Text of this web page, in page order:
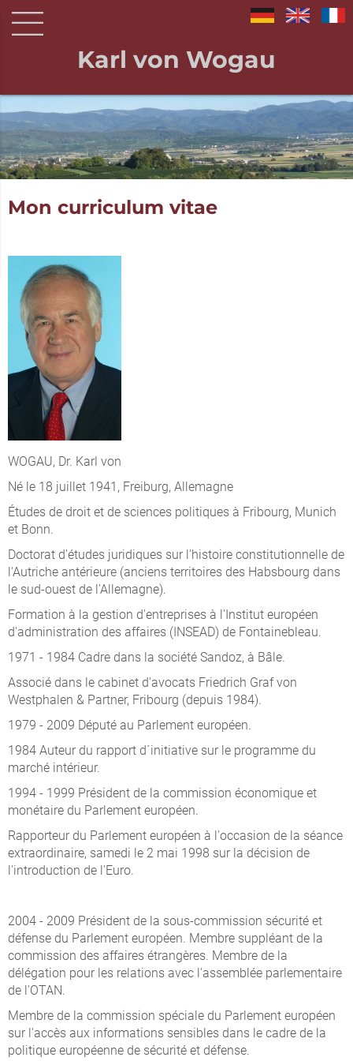
Karl von Wogau
Mon curriculum vitae
WOGAU, Dr. Karl von
Né le 18 juillet 1941, Freiburg, Allemagne
Études de droit et de sciences politiques à Fribourg, Munich
et Bonn.
Doctorat d'études juridiques sur l'histoire constitutionnelle de
l'Autriche antérieure (anciens territoires des Habsbourg dans
le sud-ouest de l'Allemagne).
Formation à la gestion d'entreprises à l'Institut européen
d'administration des affaires (INSEAD) de Fontainebleau.
1971 - 1984 Cadre dans la société Sandoz, à Bâle.
Associé dans le cabinet d'avocats Friedrich Graf von
Westphalen & Partner, Fribourg (depuis 1984).
1979 - 2009 Député au Parlement européen.
1984 Auteur du rapport d´initiative sur le programme du
marché intérieur.
1994 - 1999 Président de la commission économique et
monétaire du Parlement européen.
Rapporteur du Parlement européen à l'occasion de la séance
extraordinaire, samedi le 2 mai 1998 sur la décision de
l'introduction de l'Euro.
2004 - 2009 Président de la sous-commission sécurité et
défense du Parlement européen. Membre suppléant de la
commission des affaires étrangères. Membre de la
délégation pour les relations avec l'assemblée parlementaire
de l'OTAN.
Membre de la commission spéciale du Parlement européen
sur l'accès aux informations sensibles dans le cadre de la
politique européenne de sécurité et défense.